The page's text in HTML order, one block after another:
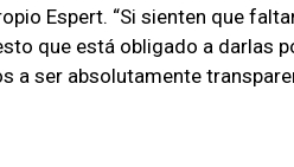
Espert. “Si sienten que
que está obligado a darlas
ser absolutamente